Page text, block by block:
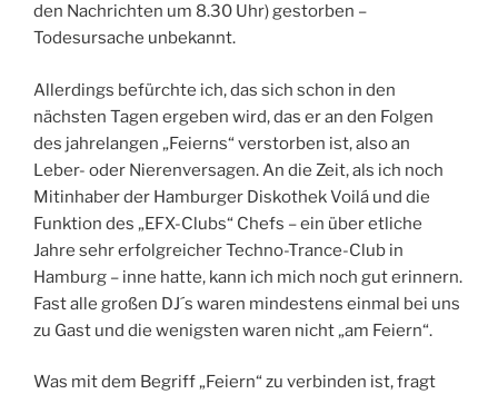
den Nachrichten um 8.30 Uhr) gestorben –
Todesursache unbekannt.
Allerdings befürchte ich, das sich schon in den
nächsten Tagen ergeben wird, das er an den Folgen
des jahrelangen „Feierns“ verstorben ist, also an
Leber- oder Nierenversagen. An die Zeit, als ich noch
Mitinhaber der Hamburger Diskothek Voilá und die
Funktion des „EFX-Clubs“ Chefs – ein über etliche
Jahre sehr erfolgreicher Techno-Trance-Club in
Hamburg – inne hatte, kann ich mich noch gut erinnern.
Fast alle großen DJ´s waren mindestens einmal bei uns
zu Gast und die wenigsten waren nicht „am Feiern“.
Was mit dem Begriff „Feiern“ zu verbinden ist, fragt